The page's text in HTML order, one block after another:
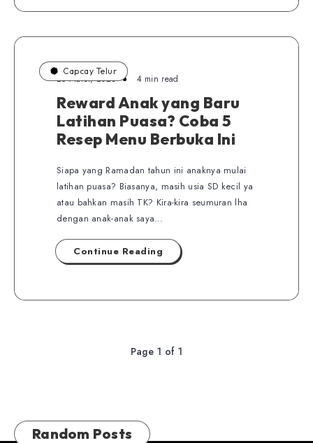
Capcay Telur
25 Maret, 2023 4 min read
Reward Anak yang Baru
Latihan Puasa? Coba 5
Resep Menu Berbuka Ini
Siapa yang Ramadan tahun ini anaknya mulai
latihan puasa? Biasanya, masih usia SD kecil ya
atau bahkan masih TK? Kira-kira seumuran lha
dengan anak-anak saya…
Continue Reading
Page 1 of 1
Random Posts